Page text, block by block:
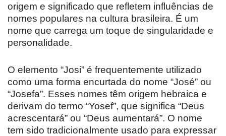
origem e significado que refletem influências de
nomes populares na cultura brasileira. É um
nome que carrega um toque de singularidade e
personalidade.
O elemento “Josi” é frequentemente utilizado
como uma forma encurtada do nome “José” ou
“Josefa”. Esses nomes têm origem hebraica e
derivam do termo “Yosef”, que significa “Deus
acrescentará” ou “Deus aumentará”. O nome
tem sido tradicionalmente usado para expressar